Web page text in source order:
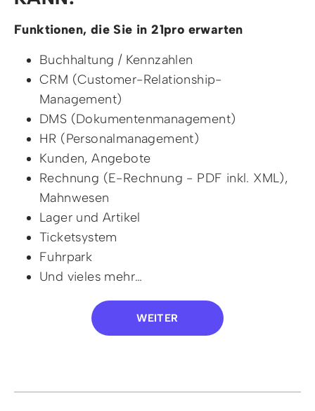
Funktionen, die Sie in 21pro erwarten
Buchhaltung / Kennzahlen
CRM (Customer-Relationship-
Management)
DMS (Dokumentenmanagement)
HR (Personalmanagement)
Kunden, Angebote
Rechnung (E-Rechnung - PDF inkl. XML),
Mahnwesen
Lager und Artikel
Ticketsystem
Fuhrpark
Und vieles mehr…
WEITER